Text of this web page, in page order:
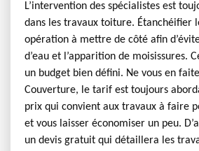
L’intervention des spécialistes est
dans les travaux toiture. Étanchéifier
opération à mettre de côté afin
d’eau et l’apparition de moisissures.
un budget bien défini. Ne vous en
Couverture, le tarif est toujours
prix qui convient aux travaux à faire
et vous laisser économiser un peu.
un devis gratuit qui détaillera les